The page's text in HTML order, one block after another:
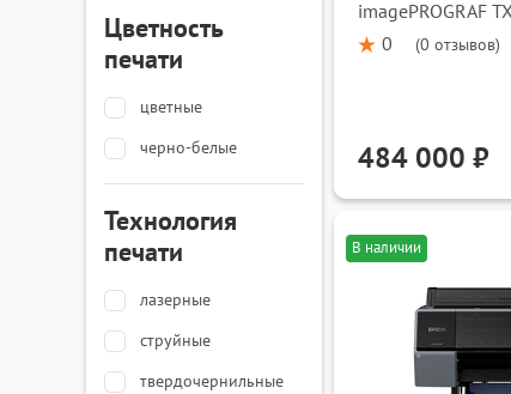
Цветность
печати
цветные
черно-белые
Технология
печати
лазерные
струйные
твердочернильные
imagePROGRAF
0
(0 отзывов)
484 000 ₽
В наличии